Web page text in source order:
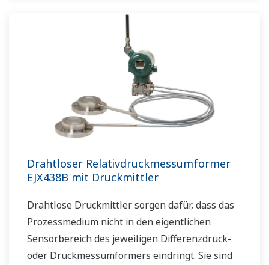
Drahtloser Relativdruckmessumformer
EJX438B mit Druckmittler
Drahtlose Druckmittler sorgen dafür, dass das
Prozessmedium nicht in den eigentlichen
Sensorbereich des jeweiligen Differenzdruck-
oder Druckmessumformers eindringt. Sie sind